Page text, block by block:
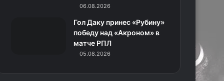
06.08.2026
Гол Даку принес «Рубину»
победу над «Акроном» в
матче РПЛ
05.08.2026